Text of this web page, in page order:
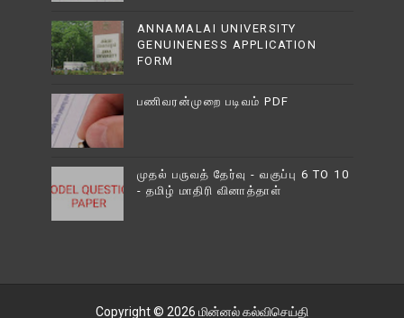
ANNAMALAI UNIVERSITY
GENUINENESS APPLICATION
FORM
பணிவரன்முறை படிவம் PDF
முதல் பருவத் தேர்வு - வகுப்பு 6 TO 10
- தமிழ் மாதிரி வினாத்தாள்
Copyright © 2026 மின்னல் கல்விசெய்தி